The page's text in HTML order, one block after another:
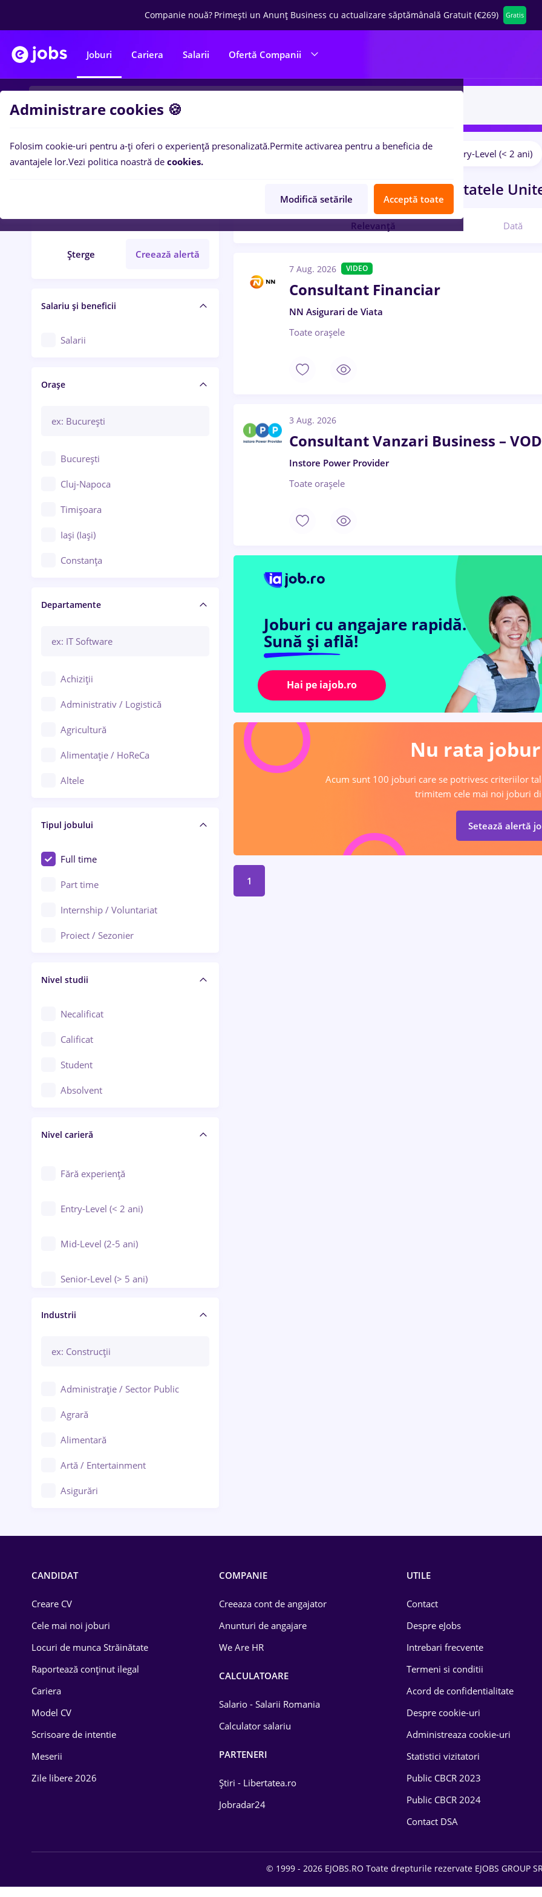
Companie nouă? Primești un Anunț Business cu actualizare săptămânală Gratuit (€269) Gratis
Joburi Cariera Salarii Ofertă Companii
Filtre
Șterge Creează alertă
Salariu și beneficii
Salarii
Orașe
București
Cluj-Napoca
Timișoara
Iași (Iași)
Constanța
Brașov
Bacău
Galați (Galați)
Ploiești
Arad
Baia Mare
Bârlad
Bistrița (Bistrița-Năsăud)
Departamente
Achiziții
Administrativ / Logistică
Agricultură
Alimentație / HoReCa
Altele
Asigurări
Au pair / Babysitter / Curățenie
Audit / Consultanță
Auto / Echipamente
Automatizări
Cercetare - dezvoltare
Chimie / Biochimie
Confecții / Design vestimentar
Construcții / Instalații
Controlul calității
Educație / Training / Arte
Tipul jobului
Full time
Part time
Internship / Voluntariat
Proiect / Sezonier
Nivel studii
Necalificat
Calificat
Student
Absolvent
Nivel carieră
Fără experiență
Entry-Level (< 2 ani)
Mid-Level (2-5 ani)
Senior-Level (> 5 ani)
Manager / Executiv
Industrii
Administrație / Sector Public
Agrară
Alimentară
Artă / Entertainment
Asigurări
Drept
Educație / Training
Energetică
Farma
Entry-Level (< 2 ani)
Full timeinStatele
Relevanță Dată
7 Aug. 2026 VIDEO
Consultant Financiar
NN Asigurari de Viata
Toate oraşele
3 Aug. 2026
Consultant Vanzari Business –
Instore Power Provider
Toate oraşele
Joburi cu angajare rapidă.
Sună și află!
Hai pe iajob.ro
Nu rata
Acum sunt 100 joburi care se potrivesc criteriilor
trimitem cele mai noi joburi
Setează alertă
1
CANDIDAT
Creare CV
Cele mai noi joburi
Locuri de munca Străinătate
Raportează conținut ilegal
Cariera
Model CV
Scrisoare de intentie
Meserii
Zile libere 2026
COMPANIE
Creeaza cont de angajator
Anunturi de angajare
We Are HR
CALCULATOARE
Salario - Salarii Romania
Calculator salariu
PARTENERI
Știri - Libertatea.ro
Jobradar24
UTILE
Contact
Despre eJobs
Intrebari frecvente
Termeni si conditii
Acord de confidentialitate
Despre cookie-uri
Administreaza cookie-uri
Statistici vizitatori
Public CBCR 2023
Public CBCR 2024
Contact DSA
© 1999 - 2026 EJOBS.RO Toate drepturile rezervate EJOBS GROUP
Administrare cookies 🍪
Folosim cookie-uri pentru a-ți oferi o experiență presonalizată.Permite activarea pentru a beneficia de
avantajele lor.Vezi politica noastră de cookies.
Modifică setările Acceptă toate